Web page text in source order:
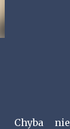
Chyba